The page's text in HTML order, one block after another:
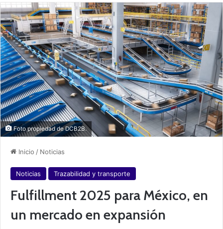
Foto propiedad de DCB2B.
Inicio / Noticias
Noticias Trazabilidad y transporte
Fulfillment 2025 para México, en
un mercado en expansión